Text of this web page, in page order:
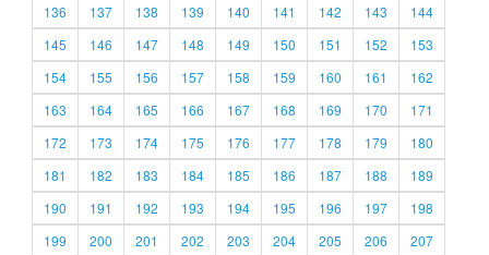
136
137 138 139 140 141 142 143
144
145
146 147 148 149 150 151 152
153
154
155 156 157 158 159 160 161
162
163
164 165 166 167 168 169 170
171
172
173 174 175 176 177 178 179
180
181
182 183 184 185 186 187 188
189
190
191 192 193 194 195 196 197
198
199
200 201 202 203 204 205 206
207